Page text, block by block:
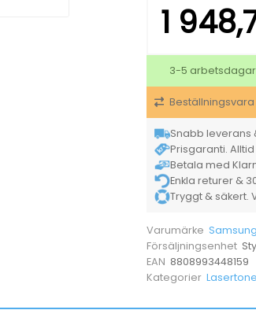
1
3-5 arbetsdagar
Snabb leverans
Prisgaranti.
Betala med
Enkla returer &
Tryggt & säkert.
Varumärke Samsung
Försäljningsenhet
EAN 8808993448159
Kategorier